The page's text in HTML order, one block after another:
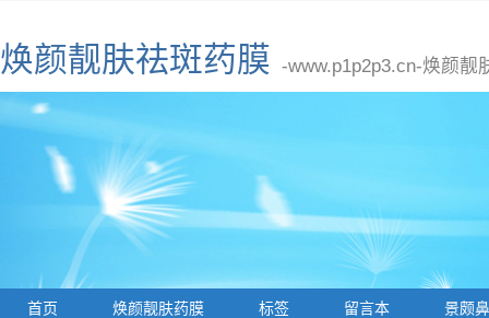
焕颜靓肤祛斑药膜 -www.p1p2p3.cn-焕颜靓
首页 焕颜靓肤药膜 标签 留言本 景颇